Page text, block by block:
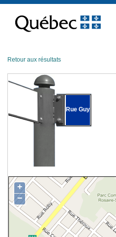
contenu
Retour aux résultats
Rue Guy
+
−